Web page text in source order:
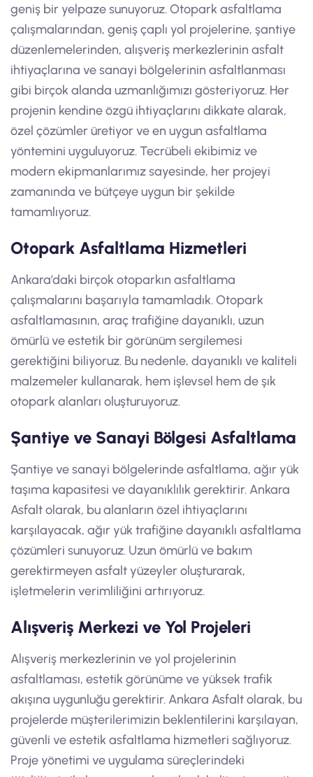
geniş bir yelpaze sunuyoruz. Otopark asfaltlama
çalışmalarından, geniş çaplı yol projelerine, şantiye
düzenlemelerinden, alışveriş merkezlerinin asfalt
ihtiyaçlarına ve sanayi bölgelerinin asfaltlanması
gibi birçok alanda uzmanlığımızı gösteriyoruz. Her
projenin kendine özgü ihtiyaçlarını dikkate alarak,
özel çözümler üretiyor ve en uygun asfaltlama
yöntemini uyguluyoruz. Tecrübeli ekibimiz ve
modern ekipmanlarımız sayesinde, her projeyi
zamanında ve bütçeye uygun bir şekilde
tamamlıyoruz.
Otopark Asfaltlama Hizmetleri
Ankara’daki birçok otoparkın asfaltlama
çalışmalarını başarıyla tamamladık. Otopark
asfaltlamasının, araç trafiğine dayanıklı, uzun
ömürlü ve estetik bir görünüm sergilemesi
gerektiğini biliyoruz. Bu nedenle, dayanıklı ve kaliteli
malzemeler kullanarak, hem işlevsel hem de şık
otopark alanları oluşturuyoruz.
Şantiye ve Sanayi Bölgesi Asfaltlama
Şantiye ve sanayi bölgelerinde asfaltlama, ağır yük
taşıma kapasitesi ve dayanıklılık gerektirir. Ankara
Asfalt olarak, bu alanların özel ihtiyaçlarını
karşılayacak, ağır yük trafiğine dayanıklı asfaltlama
çözümleri sunuyoruz. Uzun ömürlü ve bakım
gerektirmeyen asfalt yüzeyler oluşturarak,
işletmelerin verimliliğini artırıyoruz.
Alışveriş Merkezi ve Yol Projeleri
Alışveriş merkezlerinin ve yol projelerinin
asfaltlaması, estetik görünüme ve yüksek trafik
akışına uygunluğu gerektirir. Ankara Asfalt olarak, bu
projelerde müşterilerimizin beklentilerini karşılayan,
güvenli ve estetik asfaltlama hizmetleri sağlıyoruz.
Proje yönetimi ve uygulama süreçlerindeki